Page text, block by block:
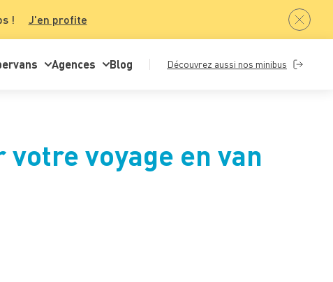
! J'en profite
Agences Blog Découvrez aussi nos minibus
voyage en van